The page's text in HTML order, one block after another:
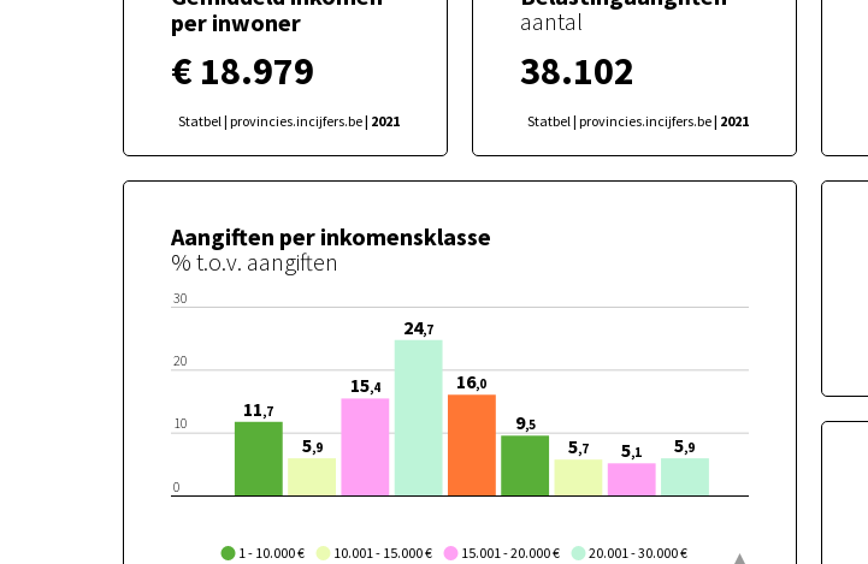
per inwoner
€ 18.979
Statbel | provincies.incijfers.be| 2021
aantal
38.102
Statbel | provincies.incijfers.be| 2021
Aangiften per inkomensklasse
% t.o.v. aangiften
1 - 10.000 € 10.001 - 15.000 € 15.001 - 20.000 €
20.001 - 30.000 €
0
10
20
30
11,7
5,9
15,4
24,7
16,0
9,5
5,7 5,1 5,9